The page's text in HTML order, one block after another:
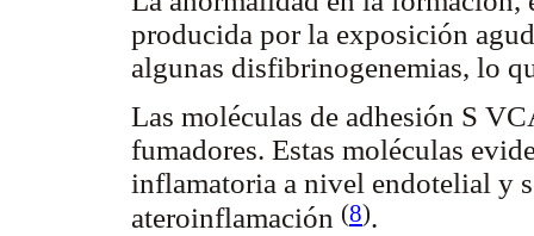
producida por la exposición
algunas disfibrinogenemias, lo
Las moléculas de adhesión S
fumadores. Estas moléculas
inflamatoria a nivel endotelial y
ateroinflamación (8).